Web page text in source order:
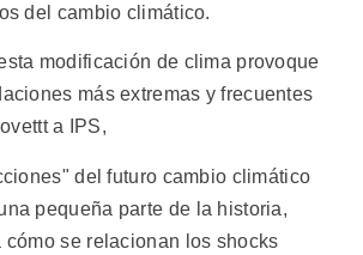
del cambio climático.
modificación de clima provoque
más extremas y frecuentes
a IPS,
del futuro cambio climático
pequeña parte de la historia,
cómo se relacionan los shocks